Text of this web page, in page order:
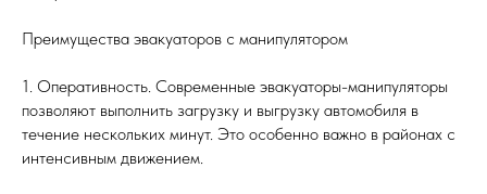
Преимущества эвакуаторов с манипулятором
1. Оперативность. Современные эвакуаторы-манипуляторы
позволяют выполнить загрузку и выгрузку автомобиля в
течение нескольких минут. Это особенно важно в районах с
интенсивным движением.